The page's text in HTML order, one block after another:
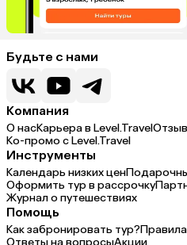
Будьте с нами
Компания
О насКарьера в Level.Travel
Ко-промо с Level.Travel
Инструменты
Календарь низких цен
Оформить тур в рассрочку
Журнал о путешествиях
Помощь
Как забронировать тур?
Ответы на вопросыАкции